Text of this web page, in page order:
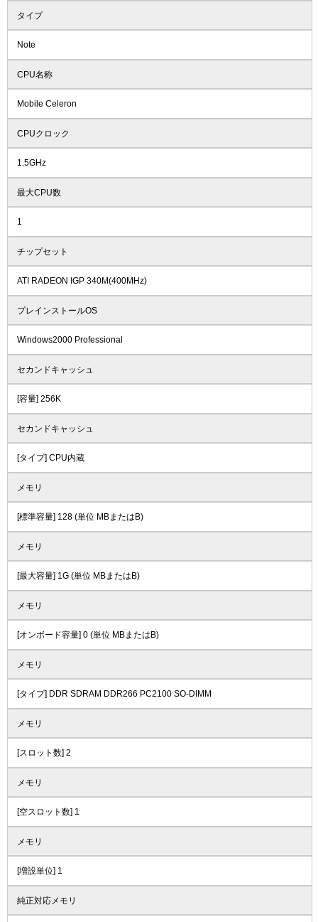
タイプ
Note
CPU名称
Mobile Celeron
CPUクロック
1.5GHz
最大CPU数
1
チップセット
ATI RADEON IGP 340M(400MHz)
プレインストールOS
Windows2000 Professional
セカンドキャッシュ
[容量] 256K
セカンドキャッシュ
[タイプ] CPU内蔵
メモリ
[標準容量] 128 (単位 MBまたはB)
メモリ
[最大容量] 1G (単位 MBまたはB)
メモリ
[オンボード容量] 0 (単位 MBまたはB)
メモリ
[タイプ] DDR SDRAM DDR266 PC2100 SO-DIMM
メモリ
[スロット数] 2
メモリ
[空スロット数] 1
メモリ
[増設単位] 1
純正対応メモリ